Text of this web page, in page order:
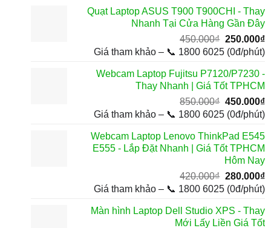
1.800.000₫.
Quạt Laptop ASUS T900 T900CHI - Thay
Nhanh Tại Cửa Hàng Gần Đây
450.000₫ Giá
gốc
450.000₫.
250.000₫
Giá tham khảo – 📞 1800 6025 (0đ/phút)
Webcam Laptop Fujitsu P7120/P7230 -
Thay Nhanh | Giá Tốt TPHCM
850.000₫ Giá
gốc
850.000₫.
450.000₫
Giá tham khảo – 📞 1800 6025 (0đ/phút)
Webcam Laptop Lenovo ThinkPad E545
E555 - Lắp Đặt Nhanh | Giá Tốt TPHCM
Hôm Nay
420.000₫ Giá
gốc
420.000₫.
280.000₫
Giá tham khảo – 📞 1800 6025 (0đ/phút)
Màn hình Laptop Dell Studio XPS - Thay
Mới Lấy Liền Giá Tốt